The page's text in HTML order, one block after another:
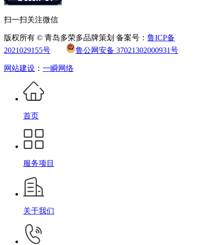
扫一扫关注微信
版权所有 © 青岛多荣多品牌策划 备案号： 鲁ICP备
2021029155号
鲁公网安备 37021302000931号
网站建设 ： 一瞬网络
首页
服务项目
关于我们